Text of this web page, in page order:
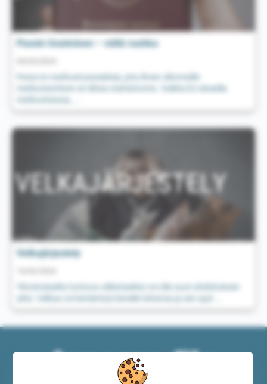
Passin Uusiminen – vältä ruuhka
Passi on matkustusasiakirja, jota ilman ulkomaille
matkustaminen on lähes mahdotonta. Vaikka EU alueella
Velkajärjestely
Ylivoimaiselta tuntuva velkataakka voi olla suuri ahdistuksen